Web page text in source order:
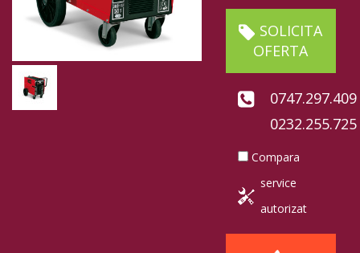
SOLICITA
OFERTA
0747.297.409
0232.255.725
Compara
service
autorizat